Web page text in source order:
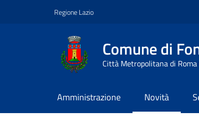
Regione Lazio
Comune di
Città Metropolitana di Roma
Amministrazione Novità